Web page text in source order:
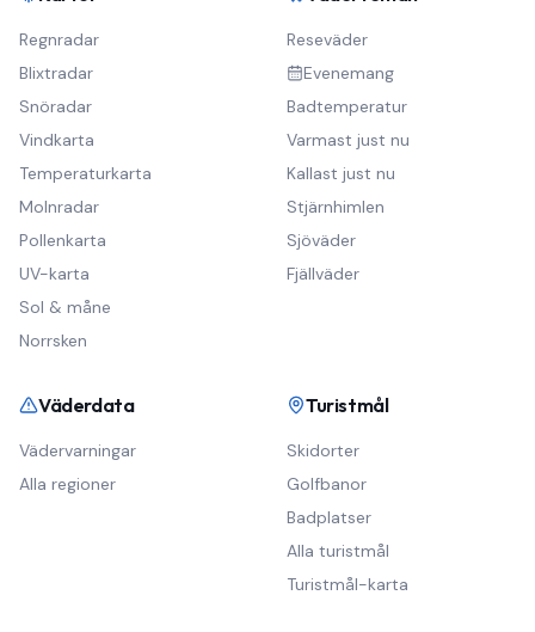
Regnradar
Blixtradar
Snöradar
Vindkarta
Temperaturkarta
Molnradar
Pollenkarta
UV-karta
Sol & måne
Norrsken
Reseväder
Evenemang
Badtemperatur
Varmast just nu
Kallast just nu
Stjärnhimlen
Sjöväder
Fjällväder
Väderdata
Vädervarningar
Alla regioner
Turistmål
Skidorter
Golfbanor
Badplatser
Alla turistmål
Turistmål-karta